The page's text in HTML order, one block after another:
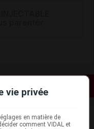
vie privée
en matière de
comment VIDAL et